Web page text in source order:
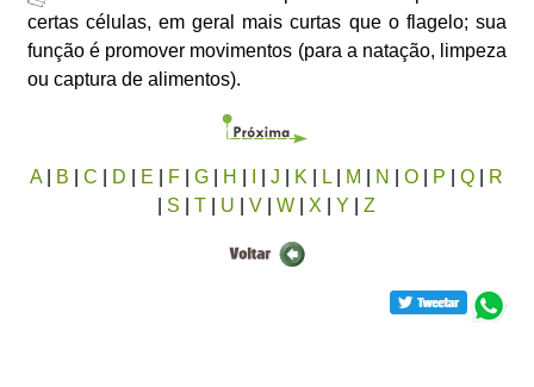
certas células, em geral mais curtas que o flagelo; sua
função é promover movimentos (para a natação, limpeza
ou captura de alimentos).
A| B |C D E F |G H |J K L M N |O P |Q
R
S |T U |V |W X |Y |Z